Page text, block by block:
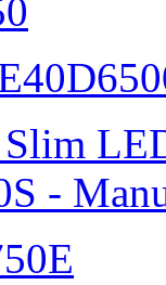
Slim
-